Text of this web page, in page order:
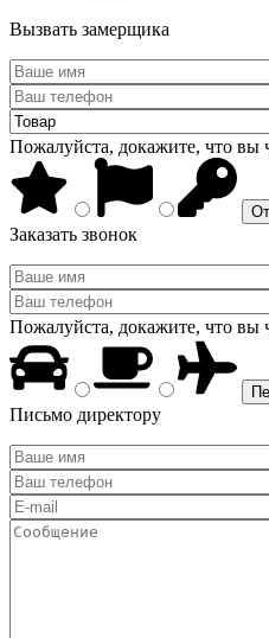
Вызвать замерщика
Пожалуйста, докажите, что вы
Заказать звонок
Пожалуйста, докажите, что вы
Письмо директору